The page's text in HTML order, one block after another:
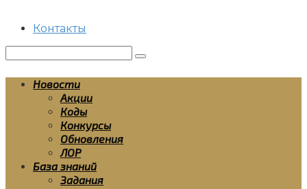
Контакты
Новости
Акции
Коды
Конкурсы
Обновления
ЛОР
База знаний
Задания